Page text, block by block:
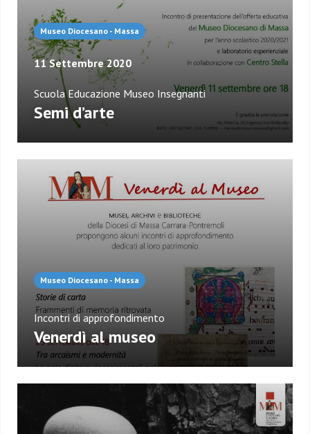
Museo Diocesano - Massa
11 Settembre 2020
Scuola Educazione Museo Insegnanti
Semi d’arte
Museo Diocesano - Massa
Incontri di approfondimento
Venerdì al museo